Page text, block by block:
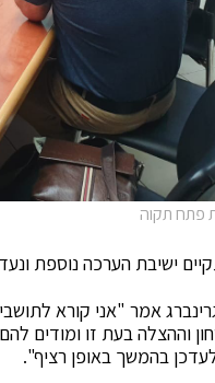
פתח תקוה
אמר "אני קורא
וההצלה בעת זו ומודים
בהמשך באופן רציף".